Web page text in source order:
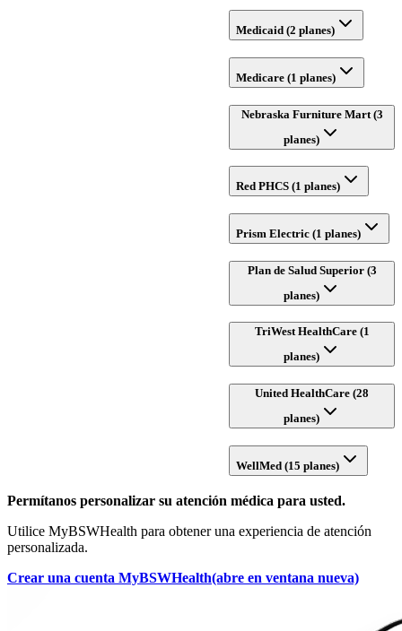
Medicaid (2 planes)
Medicare (1 planes)
Nebraska Furniture Mart (3
planes)
Red PHCS (1 planes)
Prism Electric (1 planes)
Plan de Salud Superior (3
planes)
TriWest HealthCare (1
planes)
United HealthCare (28
planes)
WellMed (15 planes)
Permítanos personalizar su atención médica para usted.
Utilice MyBSWHealth para obtener una experiencia de atención
personalizada.
Crear una cuenta MyBSWHealth(abre en ventana nueva)